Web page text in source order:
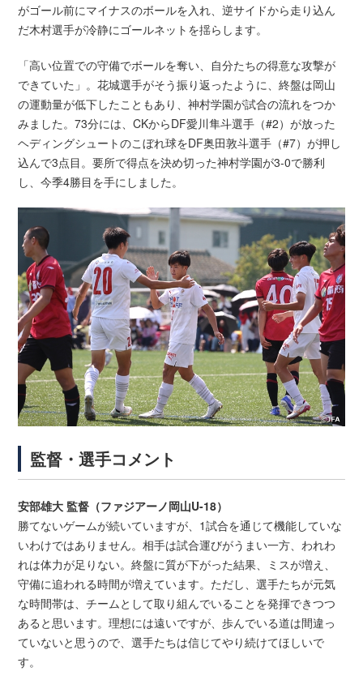
がゴール前にマイナスのボールを入れ、逆サイドから走り込ん
だ木村選手が冷静にゴールネットを揺らします。
「高い位置での守備でボールを奪い、自分たちの得意な攻撃が
できていた」。花城選手がそう振り返ったように、終盤は岡山
の運動量が低下したこともあり、神村学園が試合の流れをつか
みました。73分には、CKからDF愛川隼斗選手（#2）が放った
ヘディングシュートのこぼれ球をDF奥田敦斗選手（#7）が押し
込んで3点目。要所で得点を決め切った神村学園が3-0で勝利
し、今季4勝目を手にしました。
監督・選手コメント
安部雄大 監督（ファジアーノ岡山U-18）
勝てないゲームが続いていますが、1試合を通じて機能していな
いわけではありません。相手は試合運びがうまい一方、われわ
れは体力が足りない。終盤に質が下がった結果、ミスが増え、
守備に追われる時間が増えています。ただし、選手たちが元気
な時間帯は、チームとして取り組んでいることを発揮できつつ
あると思います。理想には遠いですが、歩んでいる道は間違っ
ていないと思うので、選手たちは信じてやり続けてほしいで
す。